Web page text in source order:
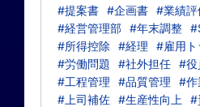
#提案書 #企画書 #業績評
#経営管理部 #年末調整
#所得控除
#経理 #雇用ト
#労働問題
#社外担任 #役
#工程管理
#品質管理 #作
#上司補佐 #生産性向上
#